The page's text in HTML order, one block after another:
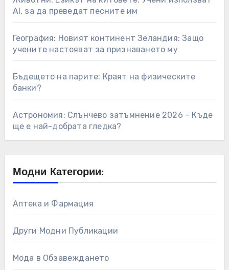
AI, за да преведат песните им
География: Новият континент Зеландия: Защо
учените настояват за признаването му
Бъдещето на парите: Краят на физическите
банки?
Астрономия: Слънчево затъмнение 2026 – Къде
ще е най-добрата гледка?
Модни Категории:
Аптека и Фармация
Други Модни Публикации
Мода в Обзавеждането